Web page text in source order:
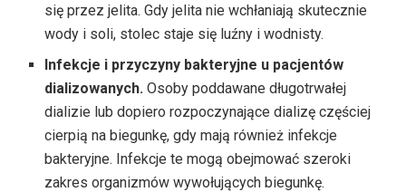
się przez jelita. Gdy jelita nie wchłaniają skutecznie
wody i soli, stolec staje się luźny i wodnisty.
Infekcje i przyczyny bakteryjne u pacjentów
dializowanych. Osoby poddawane długotrwałej
dializie lub dopiero rozpoczynające dializę częściej
cierpią na biegunkę, gdy mają również infekcje
bakteryjne. Infekcje te mogą obejmować szeroki
zakres organizmów wywołujących biegunkę.